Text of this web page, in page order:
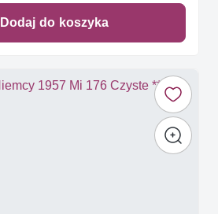
Dodaj do koszyka